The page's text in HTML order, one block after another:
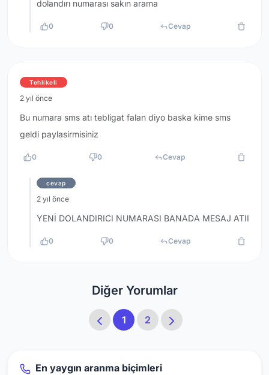
dolandırı numarası sakın arama
0 0 Cevap
Tehlikeli
2 yıl önce
Bu numara sms atı tebligat falan diyo baska kime sms
geldi paylasirmisiniz
0 0 Cevap
cevap
2 yıl önce
YENİ DOLANDIRICI NUMARASI BANADA MESAJ ATII
0 0 Cevap
Diğer Yorumlar
1 2
En yaygın aranma biçimleri